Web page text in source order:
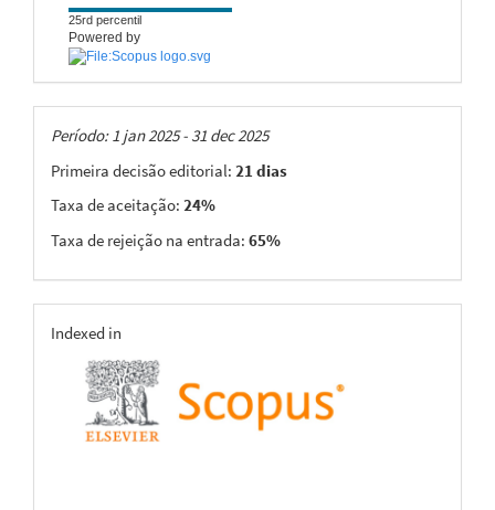
25rd percentil
Powered by
Taxas
Período: 1 jan 2025 - 31 dec 2025
Primeira decisão editorial: 21 dias
Taxa de aceitação: 24%
Taxa de rejeição na entrada: 65%
indexing
Indexed in